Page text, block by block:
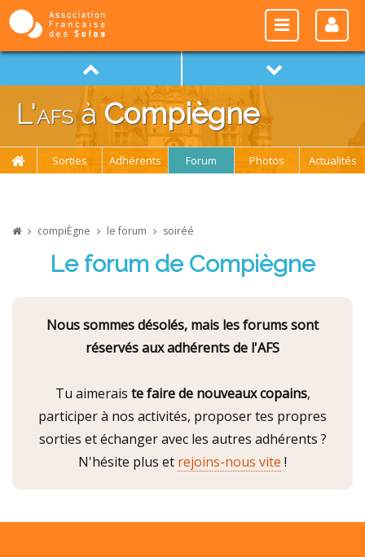
L'afsàCompiègne
Sorties Adhérents Forum Photos Actualités
compiÈgne le forum soiréé
Le forum de Compiègne
Nous sommes désolés, mais les forums sont
réservés aux adhérents de l'AFS
Tu aimerais te faire de nouveaux copains,
participer à nos activités, proposer tes propres
sorties et échanger avec les autres adhérents ?
N'hésite plus et rejoins-nous vite !